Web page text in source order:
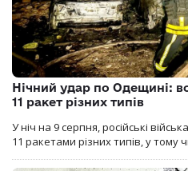
Нічний удар по Одещині:
11 ракет різних типів
У ніч на 9 серпня, російські
11 ракетами різних типів, у тому